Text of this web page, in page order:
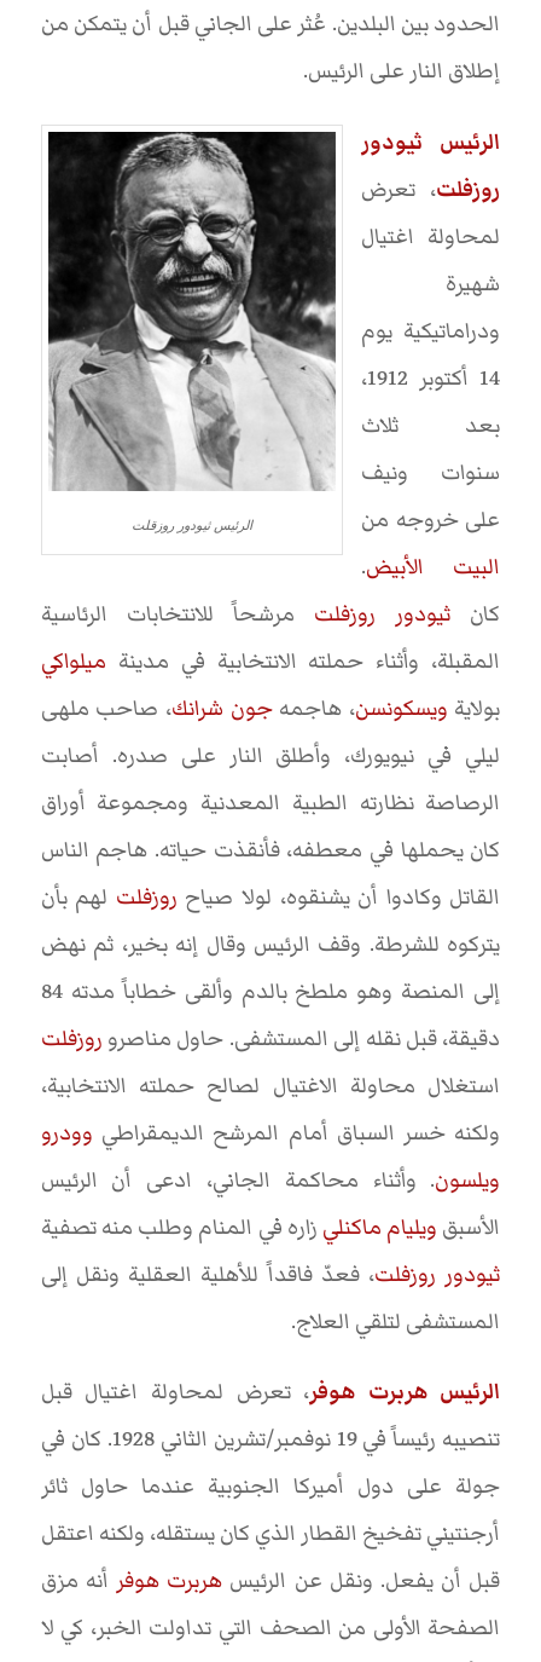
الحدود بين البلدين. عُثر على الجاني قبل أن يتمكن من
إطلاق النار على الرئيس.
الرئيس ثيودور روزقلت
الرئيس ثيودور
روزفلت، تعرض
لمحاولة اغتيال
شهيرة
ودراماتيكية يوم
14 أكتوبر 1912،
بعد ثلاث
سنوات ونيف
على خروجه من
البيت الأبيض.
كان ثيودور روزفلت مرشحاً للانتخابات الرئاسية
المقبلة، وأثناء حملته الانتخابية في مدينة ميلواكي
بولاية ويسكونسن، هاجمهجون شرانك، صاحب ملهى
ليلي في نيويورك، وأطلق النار على صدره. أصابت
الرصاصة نظارته الطبية المعدنية ومجموعة أوراق
كان يحملها في معطفه، فأنقذت حياته. هاجم الناس
القاتل وكادوا أن يشنقوه، لولا صياح روزفلت لهم بأن
يتركوه للشرطة. وقف الرئيس وقال إنه بخير، ثم نهض
إلى المنصة وهو ملطخ بالدم وألقى خطاباً مدته 84
دقيقة، قبل نقله إلى المستشفى. حاول مناصرو روزفلت
استغلال محاولة الاغتيال لصالح حملته الانتخابية،
ولكنه خسر السباق أمام المرشح الديمقراطي وودرو
ويلسون. وأثناء محاكمة الجاني، ادعى أن الرئيس
الأسبق ويليام ماكنلي زاره في المنام وطلب منه تصفية
ثيودور روزفلت، فعدّ فاقداً للأهلية العقلية ونقل إلى
المستشفى لتلقي العلاج.
الرئيس هربرت هوفر، تعرض لمحاولة اغتيال قبل
تنصيبه رئيساً في 19 نوفمبر/تشرين الثاني 1928. كان في
جولة على دول أميركا الجنوبية عندما حاول ثائر
أرجنتيني تفخيخ القطار الذي كان يستقله، ولكنه اعتقل
قبل أن يفعل. ونقل عن الرئيس هربرت هوفر أنه مزق
الصفحة الأولى من الصحف التي تداولت الخبر، كي لا